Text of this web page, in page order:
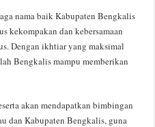
nama baik Kabupaten Bengkalis
kekompakan dan kebersamaan
Dengan ikhtiar yang maksimal
Bengkalis mampu memberikan
akan mendapatkan bimbingan
dan Kabupaten Bengkalis, guna